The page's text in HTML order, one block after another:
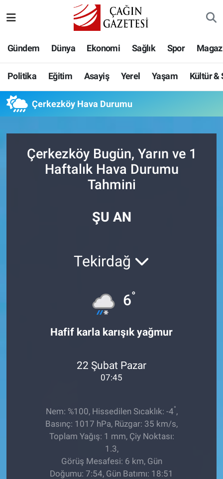
Gündem Dünya Ekonomi Sağlık Spor
Politika Eğitim Asayiş Yerel Yaşam Kültür &
Çerkezköy Hava Durumu
Çerkezköy Bugün, Yarın ve 1
Haftalık Hava Durumu
Tahmini
ŞU AN
Tekirdağ
6°
Hafif karla karışık yağmur
22 Şubat Pazar
07:45
Nem: %100, Hissedilen Sıcaklık: -4°,
Basınç: 1017 hPa, Rüzgar: 35 km/s,
Toplam Yağış: 1 mm, Çiy Noktası:
1.3,
Görüş Mesafesi: 6 km, Gün
Doğumu: 7:54, Gün Batımı: 18:51
Eğitim
Asayiş
Yerel
Kültür & Sanat
Hava Durumu
Namaz Vakitleri
Trafik Durumu
Tüm Manşetler
Son Dakika Haberleri